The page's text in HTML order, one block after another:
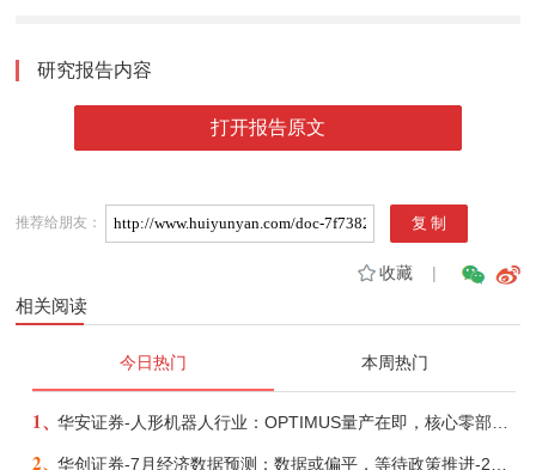
研究报告内容
打开报告原文
推荐给朋友：
收藏|
相关阅读
今日热门 本周热门
1、
2、